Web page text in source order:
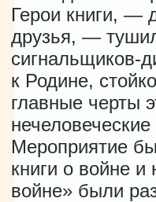
Герои книги, —
друзья, —
сигнальщиков-
к Родине,
главные черты
Мероприятие
книги о войне
войне» были